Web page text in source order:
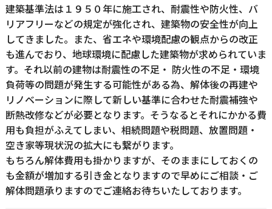
建築基準法は１９５０年に施工され、耐震性や防火性、バ
リアフリーなどの規定が強化され、建築物の安全性が向上
してきました。また、省エネや環境配慮の観点からの改正
も進んでおり、地球環境に配慮した建築物が求められていま
す。それ以前の建物は耐震性の不足・ 防火性の不足・環境
負荷等の問題が発生する可能性がある為、解体後の再建や
リノベーションに際して新しい基準に合わせた耐震補強や
断熱改修などが必要となります。そうなるとそれにかかる費
用も負担がふえてしまい、相続問題や税問題、放置問題・
空き家等現状況の拡大にも繋がります。
もちろん解体費用も掛かりますが、そのままにしておくの
も金額が増加する引き金となりますので早めにご相談・ご
解体問題承りますのでご連絡お待ちいたしております。